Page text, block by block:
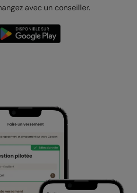
avec un conseiller.